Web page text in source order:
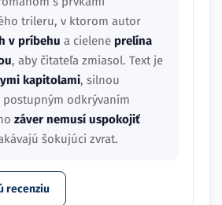
trileru, v ktorom autor
v príbehu a cielene prelína
, aby čitateľa zmiasol. Text je
kapitolami, silnou
odkrývaním
záver nemusí uspokojiť
šokujúci zvrat.
recenziu